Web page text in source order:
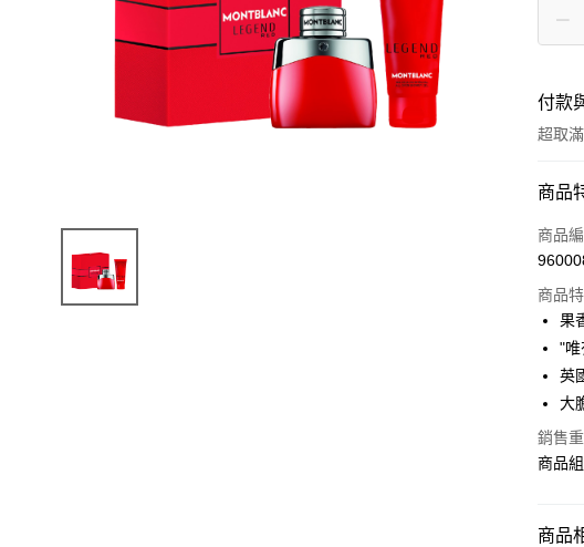
付款
超取
付款
信用
運
付款
每筆
付款
付款
商品
商品
商品
果
"
英
大
銷售
商品
商品